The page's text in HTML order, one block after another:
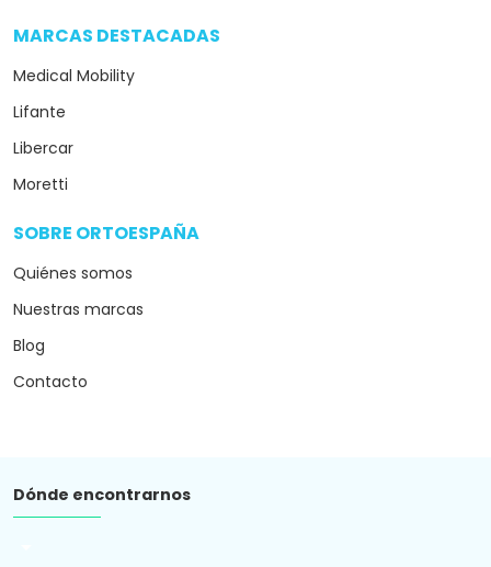
MARCAS DESTACADAS
Medical Mobility
Lifante
Libercar
Moretti
SOBRE ORTOESPAÑA
Quiénes somos
Nuestras marcas
Blog
Contacto
Dónde encontrarnos